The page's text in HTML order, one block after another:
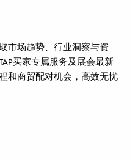
市场趋势、行业洞察与资
买家专属服务及展会最新
和商贸配对机会，高效无忧